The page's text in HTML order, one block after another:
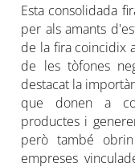
Esta consolidada
per als amants
de la fira coincidix
de les tòfones
destacat la
que donen a
productes i
però també
empreses